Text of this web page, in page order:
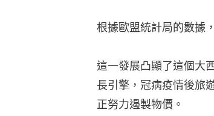
根據歐盟統計局的數據
這一發展凸顯了這個大
長引擎，冠病疫情後旅
正努力遏製物價。